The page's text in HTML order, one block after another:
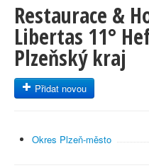
Restaurace &
Libertas 11°
Plzeňský kraj
Přidat novou
Okres Plzeň-město